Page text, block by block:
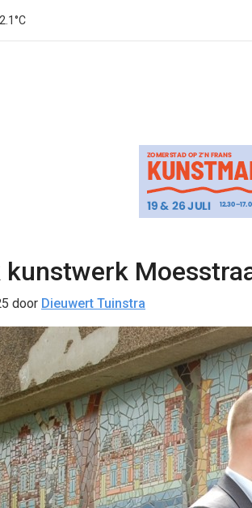
kunstwerk
door Dieuwert Tuinstra